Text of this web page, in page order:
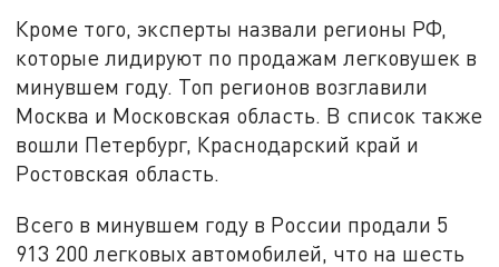
Кроме того, эксперты назвали регионы РФ,
которые лидируют по продажам легковушек в
минувшем году. Топ регионов возглавили
Москва и Московская область. В список также
вошли Петербург, Краснодарский край и
Ростовская область.
Всего в минувшем году в России продали 5
913 200 легковых автомобилей, что на шесть